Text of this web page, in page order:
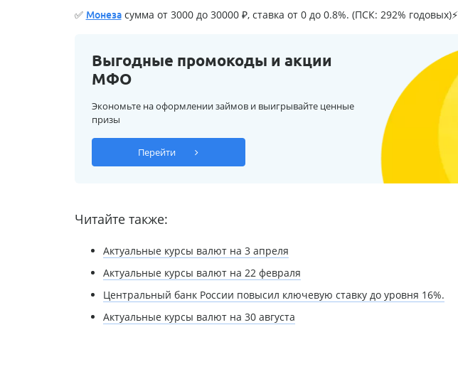
✅ Монезасумма от 3000 до 30000 ₽, ставка от 0 до 0.8%. (ПСК: 292% годовых)⚡
Выгодные промокоды и акции
МФО
Экономьте на оформлении займов и выигрывайте ценные
призы
Перейти
Читайте также:
Актуальные курсы валют на 3 апреля
Актуальные курсы валют на 22 февраля
Центральный банк России повысил ключевую ставку до уровня 16%.
Актуальные курсы валют на 30 августа